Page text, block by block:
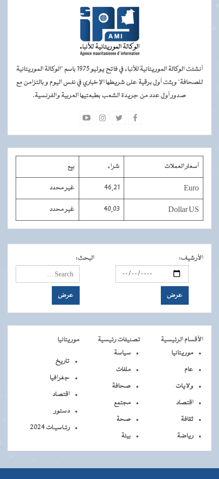
أنشئت الوكالة الموريتانية للأنباء في فاتح يوليو 1975 باسم "الوكالة الموريتانية
للصحافة" وبثت أول برقية على شريطها الإخباري في نفس اليوم و بالتزامن مع
صدور أول عدد من جريدة الشعب بطبعتيها العربية والفرنسية.
أسعار العملات شراء بيع
Euro
46,21 غير محدد
Dollar US
40,03 غير محدد
الأرشيف: البحث:
الأقسام الرئيسية تصنيفات رئيسية
موريتانيا
موريتانيا
عام
ولايات
اقتصاد
ثقافة
رياضة
سياسة
ملفات
صحافة
مجتمع
صحة
بيئة
تاريخ
جغرافيا
اقتصاد
دستور
رئـاسيـات 2024